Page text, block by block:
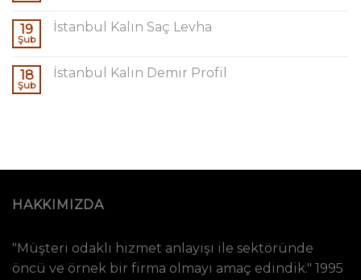
19
Şub
İstanbul Kalın Saç Levha
18
Şub
İstanbul Kalın Demir Profil
HAKKIMIZDA
"Müşteri odaklı hizmet anlayışı ile sektöründe
öncü ve örnek bir firma olmayı amaç edindik." 1995